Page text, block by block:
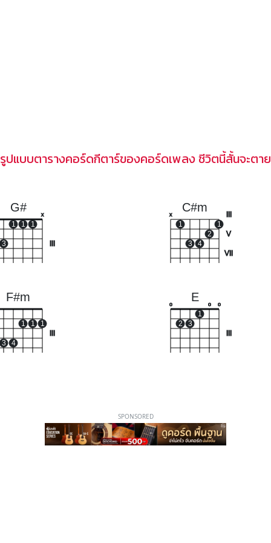
รูปแบบตารางคอร์ดกีตาร์ของคอร์ดเพลง ชีวิตนี้สั้นจะตาย
G#
3
1 1 1
x
C#m
V
VII
x
1
3 4
2
1
F#m
3 4
1 1 1
E
o
2 3
1
o o
SPONSORED